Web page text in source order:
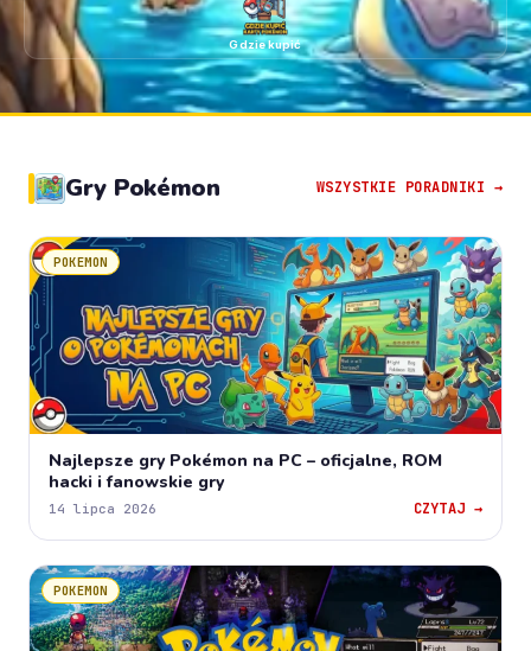
Gdzie kupić
Gry Pokémon WSZYSTKIE PORADNIKI →
POKEMON
Najlepsze gry Pokémon na PC – oficjalne, ROM
hacki i fanowskie gry
14 lipca 2026 CZYTAJ →
POKEMON